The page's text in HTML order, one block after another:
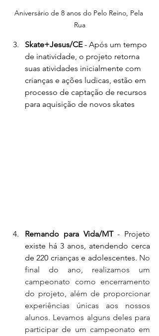
Aniversário de 8 anos do Pelo Reino, Pela
Rua
Skate+Jesus/CE - Após um tempo
de inatividade, o projeto retorna
suas atividades inicialmente com
crianças e ações ludicas, estão em
processo de captação de recursos
para aquisição de novos skates
Remando para Vida/MT - Projeto
existe há 3 anos, atendendo cerca
de 220 crianças e adolescentes. No
final do ano, realizamos um
campeonato como encerramento
do projeto, além de proporcionar
experiências únicas aos nossos
alunos. Levamos alguns deles para
participar de um campeonato em